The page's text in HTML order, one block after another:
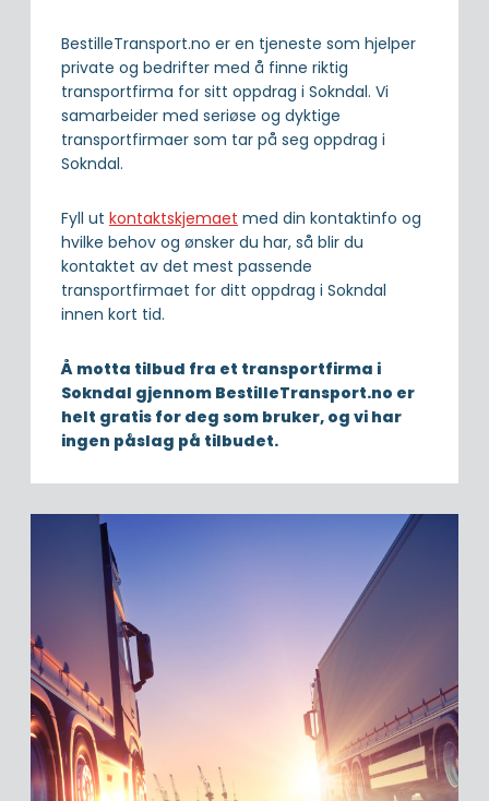
BestilleTransport.no er en tjeneste som hjelper
private og bedrifter med å finne riktig
transportfirma for sitt oppdrag i Sokndal. Vi
samarbeider med seriøse og dyktige
transportfirmaer som tar på seg oppdrag i
Sokndal.
Fyll ut kontaktskjemaet med din kontaktinfo og
hvilke behov og ønsker du har, så blir du
kontaktet av det mest passende
transportfirmaet for ditt oppdrag i Sokndal
innen kort tid.
Å motta tilbud fra et transportfirma i
Sokndal gjennom BestilleTransport.no er
helt gratis for deg som bruker, og vi har
ingen påslag på tilbudet.